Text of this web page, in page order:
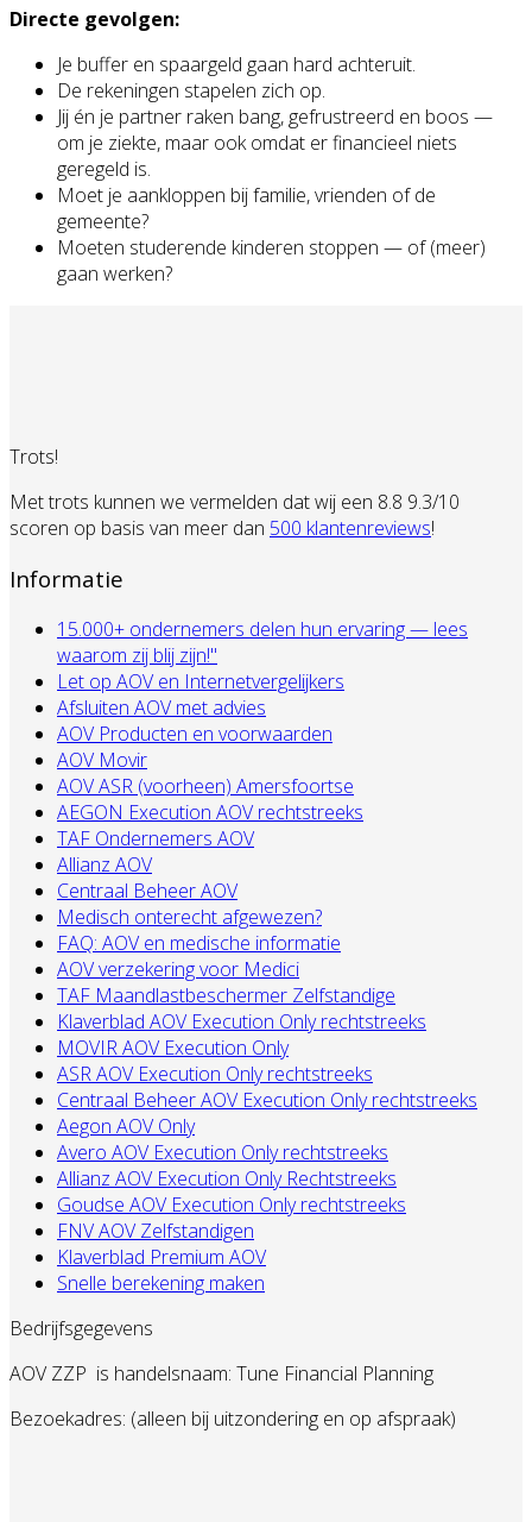
Directe gevolgen:
Je buffer en spaargeld gaan hard achteruit.
De rekeningen stapelen zich op.
Jij én je partner raken bang, gefrustreerd en boos —
om je ziekte, maar ook omdat er financieel niets
geregeld is.
Moet je aankloppen bij familie, vrienden of de
gemeente?
Moeten studerende kinderen stoppen — of (meer)
gaan werken?
Trots!
Met trots kunnen we vermelden dat wij een 8.8 9.3/10
scoren op basis van meer dan 500 klantenreviews!
Informatie
15.000+ ondernemers delen hun ervaring — lees
waarom zij blij zijn!"
Let op AOV en Internetvergelijkers
Afsluiten AOV met advies
AOV Producten en voorwaarden
AOV Movir
AOV ASR (voorheen) Amersfoortse
AEGON Execution AOV rechtstreeks
TAF Ondernemers AOV
Allianz AOV
Centraal Beheer AOV
Medisch onterecht afgewezen?
FAQ: AOV en medische informatie
AOV verzekering voor Medici
TAF Maandlastbeschermer Zelfstandige
Klaverblad AOV Execution Only rechtstreeks
MOVIR AOV Execution Only
ASR AOV Execution Only rechtstreeks
Centraal Beheer AOV Execution Only rechtstreeks
Aegon AOV Only
Avero AOV Execution Only rechtstreeks
Allianz AOV Execution Only Rechtstreeks
Goudse AOV Execution Only rechtstreeks
FNV AOV Zelfstandigen
Klaverblad Premium AOV
Snelle berekening maken
Bedrijfsgegevens
AOV ZZP is handelsnaam: Tune Financial Planning
Bezoekadres: (alleen bij uitzondering en op afspraak)